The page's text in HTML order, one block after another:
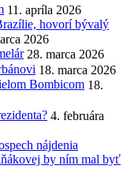
11. apríla 2026
hovorí bývalý
2026
28. marca 2026
18. marca 2026
Bombicom 18.
4. februára
nájdenia
by ním mal byť